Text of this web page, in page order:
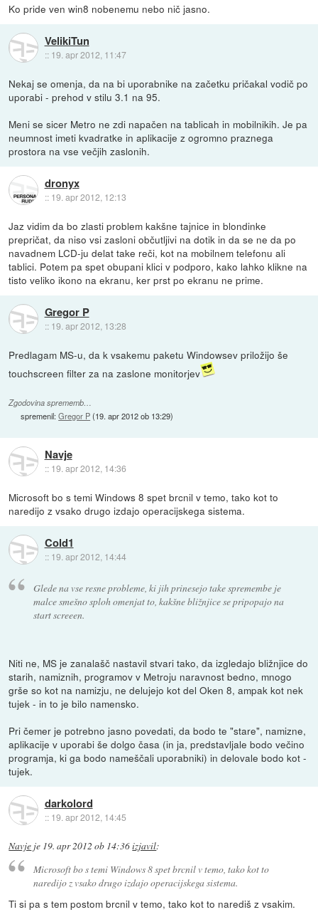
Ko pride ven win8 nobenemu nebo nič jasno.
VelikiTun
:: 19. apr 2012, 11:47
Nekaj se omenja, da na bi uporabnike na začetku pričakal vodič po
uporabi - prehod v stilu 3.1 na 95.
Meni se sicer Metro ne zdi napačen na tablicah in mobilnikih. Je pa
neumnost imeti kvadratke in aplikacije z ogromno praznega
prostora na vse večjih zaslonih.
dronyx
:: 19. apr 2012, 12:13
Jaz vidim da bo zlasti problem kakšne tajnice in blondinke
prepričat, da niso vsi zasloni občutljivi na dotik in da se ne da po
navadnem LCD-ju delat take reči, kot na mobilnem telefonu ali
tablici. Potem pa spet obupani klici v podporo, kako lahko klikne na
tisto veliko ikono na ekranu, ker prst po ekranu ne prime.
Gregor P
:: 19. apr 2012, 13:28
Predlagam MS-u, da k vsakemu paketu Windowsev priložijo še
touchscreen filter za na zaslone monitorjev
Zgodovina sprememb…
spremenil:Gregor P(19. apr 2012 ob 13:29)
Navje
:: 19. apr 2012, 14:36
Microsoft bo s temi Windows 8 spet brcnil v temo, tako kot to
naredijo z vsako drugo izdajo operacijskega sistema.
Cold1
:: 19. apr 2012, 14:44
Glede na vse resne probleme, ki jih prinesejo take spremembe je
malce smešno sploh omenjat to, kakšne bližnjice se pripopajo na
start screeen.
Niti ne, MS je zanalašč nastavil stvari tako, da izgledajo bližnjice do
starih, namiznih, programov v Metroju naravnost bedno, mnogo
grše so kot na namizju, ne delujejo kot del Oken 8, ampak kot nek
tujek - in to je bilo namensko.
Pri čemer je potrebno jasno povedati, da bodo te "stare", namizne,
aplikacije v uporabi še dolgo časa (in ja, predstavljale bodo večino
programja, ki ga bodo nameščali uporabniki) in delovale bodo kot -
tujek.
darkolord
:: 19. apr 2012, 14:45
Navje je 19. apr 2012 ob 14:36izjavil:
Microsoft bo s temi Windows 8 spet brcnil v temo, tako kot to
naredijo z vsako drugo izdajo operacijskega sistema.
Ti si pa s tem postom brcnil v temo, tako kot to narediš z vsakim.